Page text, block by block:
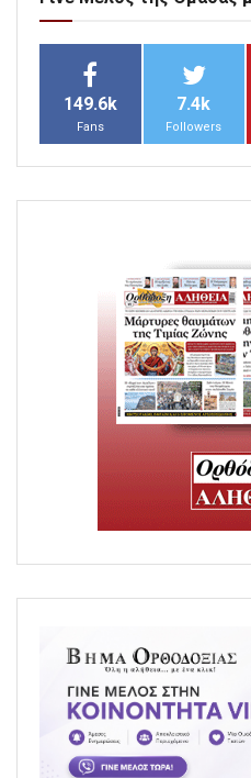
149.6k
Fans
7.4k
Followers